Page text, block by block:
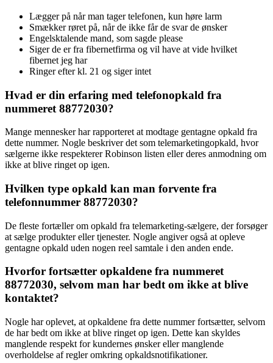
Lægger på når man tager telefonen, kun høre larm
Smækker røret på, når de ikke får de svar de ønsker
Engelsktalende mand, som sagde please
Siger de er fra fibernetfirma og vil have at vide hvilket
fibernet jeg har
Ringer efter kl. 21 og siger intet
Hvad er din erfaring med telefonopkald fra
nummeret 88772030?
Mange mennesker har rapporteret at modtage gentagne opkald fra
dette nummer. Nogle beskriver det som telemarketingopkald, hvor
sælgerne ikke respekterer Robinson listen eller deres anmodning om
ikke at blive ringet op igen.
Hvilken type opkald kan man forvente fra
telefonnummer 88772030?
De fleste fortæller om opkald fra telemarketing-sælgere, der forsøger
at sælge produkter eller tjenester. Nogle angiver også at opleve
gentagne opkald uden nogen reel samtale i den anden ende.
Hvorfor fortsætter opkaldene fra nummeret
88772030, selvom man har bedt om ikke at blive
kontaktet?
Nogle har oplevet, at opkaldene fra dette nummer fortsætter, selvom
de har bedt om ikke at blive ringet op igen. Dette kan skyldes
manglende respekt for kundernes ønsker eller manglende
overholdelse af regler omkring opkaldsnotifikationer.